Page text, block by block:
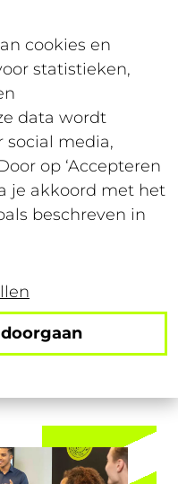
cookies en
statistieken,
data wordt
social media,
op ‘Accepteren
je akkoord met het
beschreven in
Offerte
nog
25 juli 2023
4 minuten